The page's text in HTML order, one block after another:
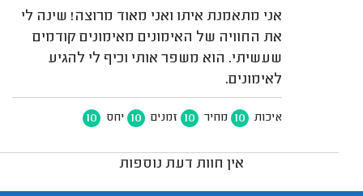
אני מתאמנת איתו ואני מאוד מרוצה! שינה לי
את החוויה של האימונים מאימונים קודמים
שעשיתי. הוא משפר אותי וכיף לי להגיע
לאימונים.
איכות 10 מחיר 10 זמנים 10 יחס 10
אין חוות דעת נוספות